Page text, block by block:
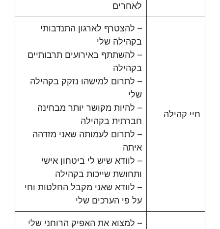
לאחרים
חיי קהילה
– להצטרף לארגון התנדבותי
בקהילה שלי
– להשתתף באירועים תרבותיים
בקהילה
– לתרום למישהו נזקק בקהילה
שלי
– להיות מקושר יותר מבחינה
חברתית בקהילה
– לתרום לעמותה שאני מזדהה
איתה
– לוודא שיש לי ביטחון אישי
ותחושת שייכות בקהילה
– לוודא שאני מקבל החלטות וחי
על פי הערכים שלי
– למצוא את האפיק הרוחני שלי